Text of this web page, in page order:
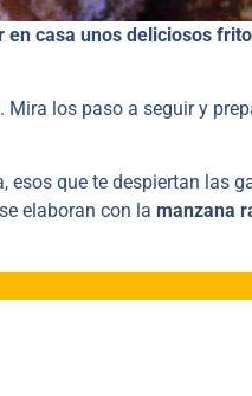
en casa unos deliciosos
Mira los paso a seguir y
esos que te despiertan las
elaboran con la manzana